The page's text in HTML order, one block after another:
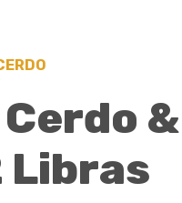
&
Libras